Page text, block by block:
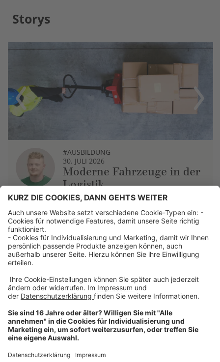
Storys
Previous
#AUSBILDUNG
30. JULI 2026
Moderne Fahrzeuge in der
Logistik
Next
Über uns
Dehner Unternehmen